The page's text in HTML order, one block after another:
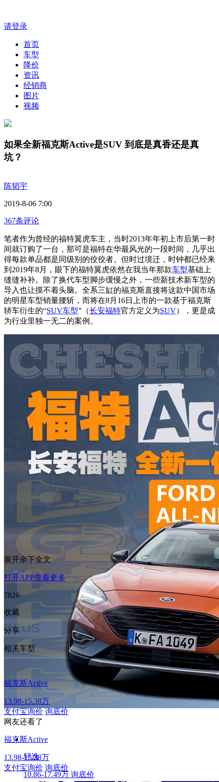
请登录
首页
车型
降价
资讯
经销商
图片
视频
如果全新福克斯Active是SUV 到底是真香还是真
坑？
陈韬宇
2019-8-06 7:00
367条评论
笔者作为曾经的福特翼虎车主，当时2013年年初上市后第一时
间就订购了一台，那可是福特在华最风光的一段时间，几乎出
得每款单品都是同级别的佼佼者。但时过境迁，时钟都已经来
到2019年8月，眼下的福特翼虎依然在我当年那款车型基础上
缝缝补补。除了换代车型脚步缓慢之外，一些新技术新车型的
导入也让摸不着头脑。全系三缸的福克斯直接将这款中国市场
的明星车型销量腰斩，而将在8月16日上市的一款基于福克斯
轿车衍生的“SUV车型”（长安福特官方定义为SUV），更是成
为行业里独一无二的案例。
福克斯Active
13.98-15.38万
支付宝询价 询底价
展开余下全文
打开APP查看更多
7826
收藏
分享
相关车型
福克斯Active
13.98-15.38万
支付宝询价 询底价
网友还看了
轩逸
10.86-17.49万 询底价